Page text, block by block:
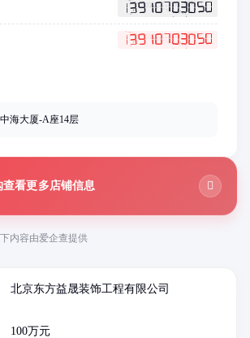
内容由爱企查提供
北京东方益晟装饰工程有限公司
100万元
海大厦-A座14层
查看更多店铺信息